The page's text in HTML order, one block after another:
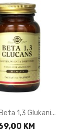
pregled
1,3 Glukani...
KM